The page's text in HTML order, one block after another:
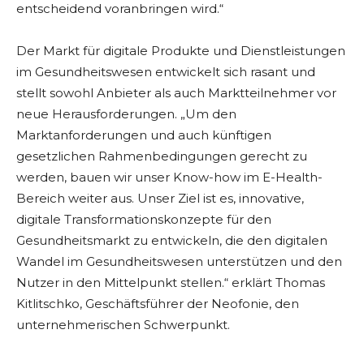
entscheidend voranbringen wird.“
Der Markt für digitale Produkte und Dienstleistungen
im Gesundheitswesen entwickelt sich rasant und
stellt sowohl Anbieter als auch Marktteilnehmer vor
neue Herausforderungen. „Um den
Marktanforderungen und auch künftigen
gesetzlichen Rahmenbedingungen gerecht zu
werden, bauen wir unser Know-how im E-Health-
Bereich weiter aus. Unser Ziel ist es, innovative,
digitale Transformationskonzepte für den
Gesundheitsmarkt zu entwickeln, die den digitalen
Wandel im Gesundheitswesen unterstützen und den
Nutzer in den Mittelpunkt stellen.“ erklärt Thomas
Kitlitschko, Geschäftsführer der Neofonie, den
unternehmerischen Schwerpunkt.